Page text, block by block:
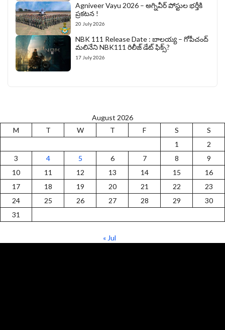
Agniveer Vayu 2026 – అగ్నివీర్‌ పోస్టుల భర్తీకి
ప్రకటన !
20 July 2026
NBK 111 Release Date : బాలయ్య – గోపీచంద్
మలినేని NBK111 రిలీజ్ డేట్ ఫిక్స్?
17 July 2026
August 2026
M
T W T F S
S
1
2
3
4 5 6 7 8
9
10
11 12 13 14 15
16
17
18 19 20 21 22
23
24
25 26 27 28 29
30
31
« Jul